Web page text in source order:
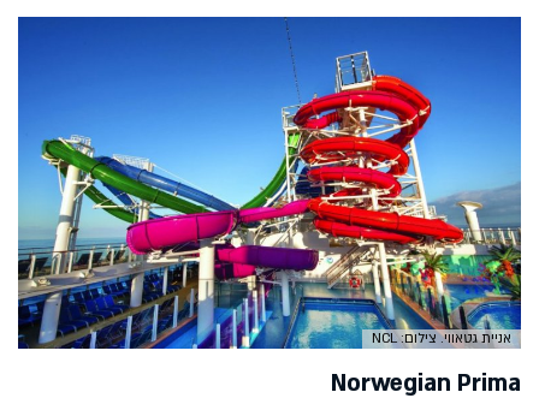
אניית גטאווי. צילום: NCL
Norwegian Prima